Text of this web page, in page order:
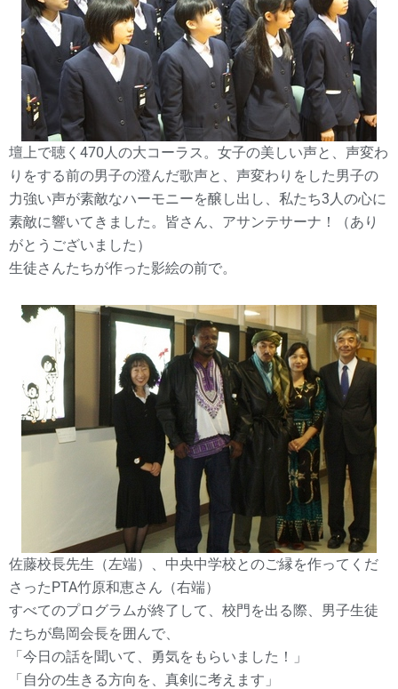
壇上で聴く470人の大コーラス。女子の美しい声と、声変わ
りをする前の男子の澄んだ歌声と、声変わりをした男子の
力強い声が素敵なハーモニーを醸し出し、私たち3人の心に
素敵に響いてきました。皆さん、アサンテサーナ！（あり
がとうございました）
生徒さんたちが作った影絵の前で。
佐藤校長先生（左端）、中央中学校とのご縁を作ってくだ
さったPTA竹原和恵さん（右端）
すべてのプログラムが終了して、校門を出る際、男子生徒
たちが島岡会長を囲んで、
「今日の話を聞いて、勇気をもらいました！」
「自分の生きる方向を、真剣に考えます」